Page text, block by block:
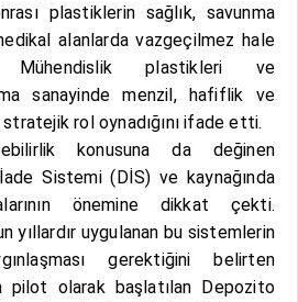
plastiklerin sağlık, savunma
alanlarda vazgeçilmez hale
Mühendislik plastikleri ve
sanayinde menzil, hafiflik ve
rol oynadığını ifade etti.
konusuna da değinen
Sistemi (DİS) ve kaynağında
önemine dikkat çekti.
yıllardır uygulanan bu sistemlerin
gerektiğini belirten
pilot olarak başlatılan Depozito